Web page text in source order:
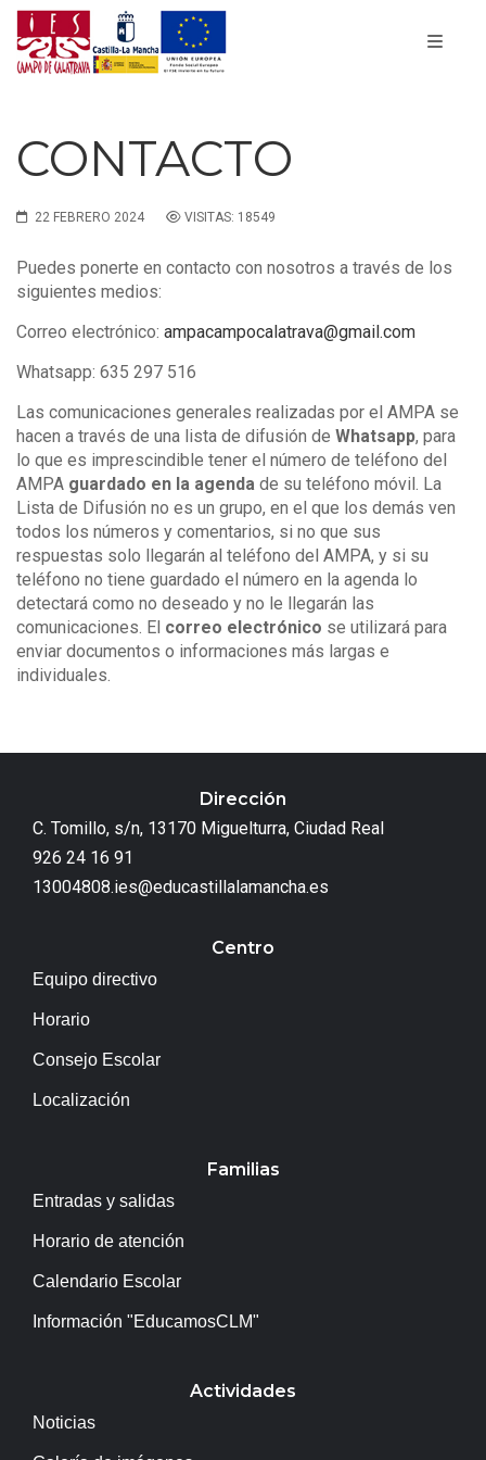
CONTACTO
22 FEBRERO 2024 VISITAS: 18549
Puedes ponerte en contacto con nosotros a través de los
siguientes medios:
Correo electrónico: ampacampocalatrava@gmail.com
Whatsapp: 635 297 516
Las comunicaciones generales realizadas por el AMPA se
hacen a través de una lista de difusión de Whatsapp, para
lo que es imprescindible tener el número de teléfono del
AMPA guardado en la agenda de su teléfono móvil. La
Lista de Difusión no es un grupo, en el que los demás ven
todos los números y comentarios, si no que sus
respuestas solo llegarán al teléfono del AMPA, y si su
teléfono no tiene guardado el número en la agenda lo
detectará como no deseado y no le llegarán las
comunicaciones. El correo electrónico se utilizará para
enviar documentos o informaciones más largas e
individuales.
Dirección
C. Tomillo, s/n, 13170 Miguelturra, Ciudad Real
926 24 16 91
13004808.ies@educastillalamancha.es
Centro
Equipo directivo
Horario
Consejo Escolar
Localización
Familias
Entradas y salidas
Horario de atención
Calendario Escolar
Información "EducamosCLM"
Actividades
Noticias